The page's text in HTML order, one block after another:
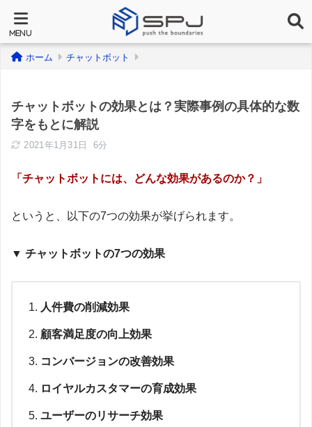
ホーム チャットボット
チャットボットの効果とは？実際事例の具体的な数
字をもとに解説
2021年1月31日 6分
「チャットボットには、どんな効果があるのか？」
というと、以下の7つの効果が挙げられます。
▼ チャットボットの7つの効果
人件費の削減効果
顧客満足度の向上効果
コンバージョンの改善効果
ロイヤルカスタマーの育成効果
ユーザーのリサーチ効果